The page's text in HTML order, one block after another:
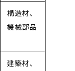
構造材、
機械部品
建築材、